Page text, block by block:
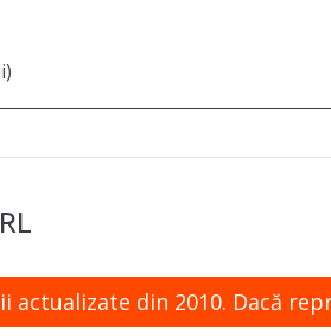
actualizate din 2010. Dacă